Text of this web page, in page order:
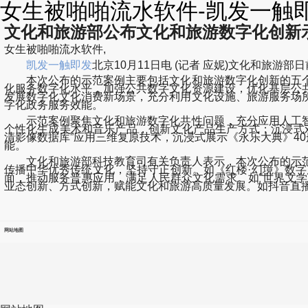
女生被啪啪流水软件-凯发一触
文化和旅游部公布文化和旅游数字化创新
女生被啪啪流水软件,
凯发一触即发北京10月11日电 (记者 应妮)文化和旅游部
本次公布的示范案例主要包括文化和旅游数字化创新的五
化服务数字化水平，加强公共数字文化资源建设，优化基层
发展数字化文化消费新场景，充分利用文化设施、旅游服务
字化政务服务效能。
示范案例聚焦文化和旅游数字化共性问题，充分应用人工
个性化生成美术和音乐产品，创新文化产品生产方式；沉浸
清影像数据库”应用三维复原技术，沉浸式展示《永乐大典》
能。
文化和旅游部科技教育司有关负责人表示，本次公布的示
传播中华优秀传统文化，坚持守正创新。如《红楼·幻境》数
面，推动服务普惠应用，满足人民群众文化需求。如“世界文
业态创新、方式创新，赋能文化和旅游高质量发展。如抖音直
网站地图